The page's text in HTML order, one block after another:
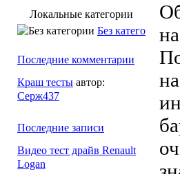
на
Локальные категории
Без категории
Последние комментарии
Краш тесты автор:
Серж437
Последние записи
Видео тест драйв Renault
Logan